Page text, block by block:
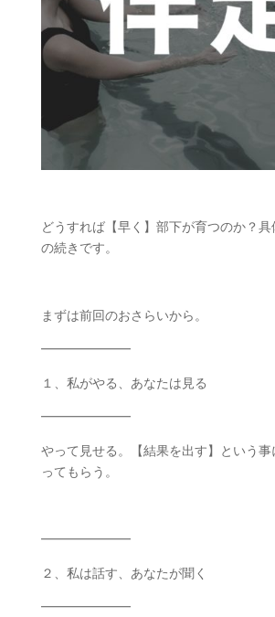
どうすれば【早く】部下が育つのか？
の続きです。
まずは前回のおさらいから。
━━━━━━━
１、私がやる、あなたは見る
━━━━━━━
やって見せる。【結果を出す】という
ってもらう。
━━━━━━━
２、私は話す、あなたが聞く
━━━━━━━